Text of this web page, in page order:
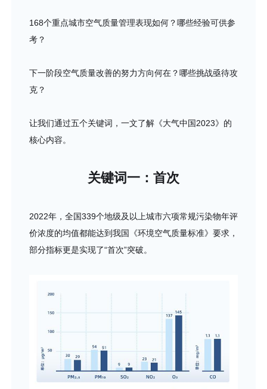
168个重点城市空气质量管理表现如何？哪些经验可供参
考？
下一阶段空气质量改善的努力方向何在？哪些挑战亟待攻
克？
让我们通过五个关键词，一文了解《大气中国2023》的
核心内容。
关键词一：首次
2022年，全国339个地级及以上城市六项常规污染物年评
价浓度的均值都能达到我国《环境空气质量标准》要求，
部分指标更是实现了“首次”突破。